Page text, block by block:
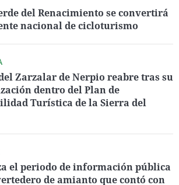
del Renacimiento se convertirá
nacional de cicloturismo
Zarzalar de Nerpio reabre tras su
dentro del Plan de
Turística de la Sierra del
el periodo de información pública
de amianto que contó con